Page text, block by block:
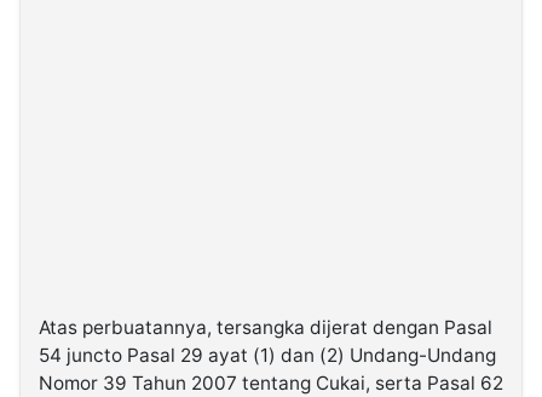
Atas perbuatannya, tersangka dijerat dengan Pasal
54 juncto Pasal 29 ayat (1) dan (2) Undang-Undang
Nomor 39 Tahun 2007 tentang Cukai, serta Pasal 62